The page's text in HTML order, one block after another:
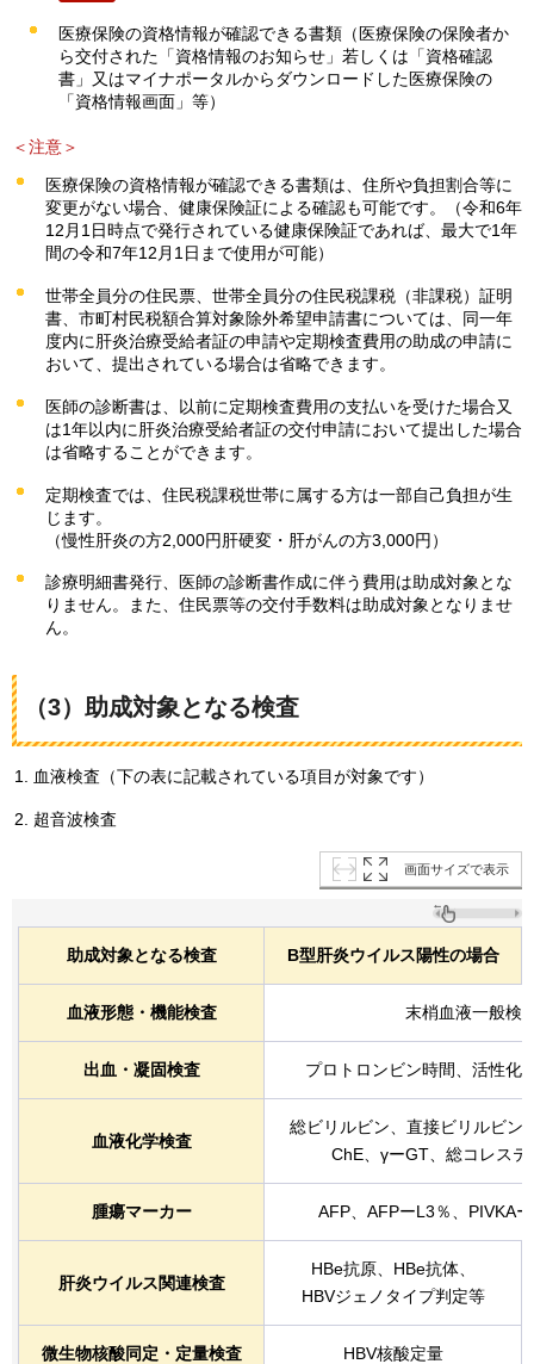
医療保険の資格情報が確認できる書類（医療保険の保険者か
ら交付された「資格情報のお知らせ」若しくは「資格確認
書」又はマイナポータルからダウンロードした医療保険の
「資格情報画面」等）
＜注意＞
医療保険の資格情報が確認できる書類は、住所や負担割合等に
変更がない場合、健康保険証による確認も可能です。（令和6年
12月1日時点で発行されている健康保険証であれば、最大で1年
間の令和7年12月1日まで使用が可能）
世帯全員分の住民票、世帯全員分の住民税課税（非課税）証明
書、市町村民税額合算対象除外希望申請書については、同一年
度内に肝炎治療受給者証の申請や定期検査費用の助成の申請に
おいて、提出されている場合は省略できます。
医師の診断書は、以前に定期検査費用の支払いを受けた場合又
は1年以内に肝炎治療受給者証の交付申請において提出した場合
は省略することができます。
定期検査では、住民税課税世帯に属する方は一部自己負担が生
じます。
（慢性肝炎の方2,000円肝硬変・肝がんの方3,000円）
診療明細書発行、医師の診断書作成に伴う費用は助成対象とな
りません。また、住民票等の交付手数料は助成対象となりませ
ん。
（3）助成対象となる検査
血液検査（下の表に記載されている項目が対象です）
超音波検査
画面サイズで表示
助成対象となる検査 B型肝炎ウイルス陽性の場合
血液形態・機能検査 末梢血液一般検
出血・凝固検査 プロトロンビン時間、活性化
血液化学検査
総ビリルビン、直接ビリルビン
ChE、γーGT、総コレス
腫瘍マーカー AFP、AFPーL3％、PIVKA
肝炎ウイルス関連検査
HBe抗原、HBe抗体、
HBVジェノタイプ判定等
微生物核酸同定・定量検査 HBV核酸定量